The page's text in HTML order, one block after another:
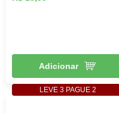
Adicionar
LEVE 3 PAGUE 2